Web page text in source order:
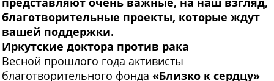
благотворительные проекты, которые ждут
вашей поддержки.
Иркутские доктора против рака
Весной прошлого года активисты
благотворительного фонда «Близко к сердцу»